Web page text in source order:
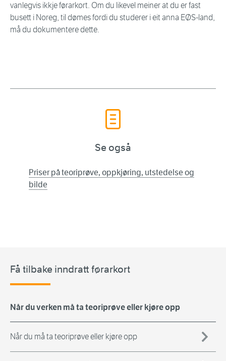
vanlegvis ikkje førarkort. Om du likevel meiner at du er fast
busett i Noreg, til dømes fordi du studerer i eit anna EØS-land,
må du dokumentere dette.
Se også
Priser på teoriprøve, oppkjøring, utstedelse og
bilde
Få tilbake inndratt førarkort
Når du verken må ta teoriprøve eller kjøre opp
Når du må ta teoriprøve eller kjøre opp